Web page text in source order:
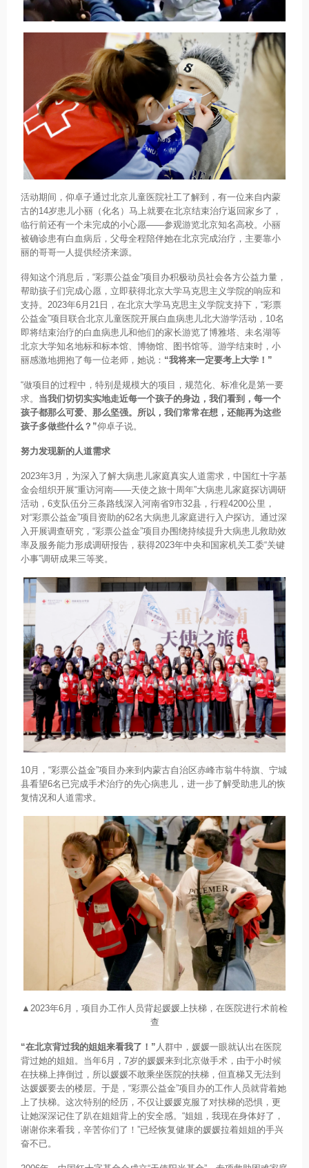
活动期间，仰卓子通过北京儿童医院社工了解到，有一位来自内蒙
古的14岁患儿小丽（化名）马上就要在北京结束治疗返回家乡了，
临行前还有一个未完成的小心愿——参观游览北京知名高校。小丽
被确诊患有白血病后，父母全程陪伴她在北京完成治疗，主要靠小
丽的哥哥一人提供经济来源。
得知这个消息后，“彩票公益金”项目办积极动员社会各方公益力量，
帮助孩子们完成心愿，立即获得北京大学马克思主义学院的响应和
支持。2023年6月21日，在北京大学马克思主义学院支持下，“彩票
公益金”项目联合北京儿童医院开展白血病患儿北大游学活动，10名
即将结束治疗的白血病患儿和他们的家长游览了博雅塔、未名湖等
北京大学知名地标和标本馆、博物馆、图书馆等。游学结束时，小
丽感激地拥抱了每一位老师，她说： “我将来一定要考上大学！”
“做项目的过程中，特别是规模大的项目，规范化、标准化是第一要
求。 当我们切切实实地走近每一个孩子的身边，我们看到，每一个
孩子都那么可爱、那么坚强。所以，我们常常在想，还能再为这些
孩子多做些什么？”仰卓子说。
努力发现新的人道需求
2023年3月，为深入了解大病患儿家庭真实人道需求，中国红十字基
金会组织开展“重访河南——天使之旅十周年”大病患儿家庭探访调研
活动，6支队伍分三条路线深入河南省9市32县，行程4200公里，
对“彩票公益金”项目资助的62名大病患儿家庭进行入户探访。通过深
入开展调查研究，“彩票公益金”项目办围绕持续提升大病患儿救助效
率及服务能力形成调研报告，获得2023年中央和国家机关工委“关键
小事”调研成果三等奖。
10月，“彩票公益金”项目办来到内蒙古自治区赤峰市翁牛特旗、宁城
县看望6名已完成手术治疗的先心病患儿，进一步了解受助患儿的恢
复情况和人道需求。
▲2023年6月，项目办工作人员背起媛媛上扶梯，在医院进行术前检
查
“在北京背过我的姐姐来看我了！” 人群中，媛媛一眼就认出在医院
背过她的姐姐。当年6月，7岁的媛媛来到北京做手术，由于小时候
在扶梯上摔倒过，所以媛媛不敢乘坐医院的扶梯，但直梯又无法到
达媛媛要去的楼层。于是，“彩票公益金”项目办的工作人员就背着她
上了扶梯。这次特别的经历，不仅让媛媛克服了对扶梯的恐惧，更
让她深深记住了趴在姐姐背上的安全感。“姐姐，我现在身体好了，
谢谢你来看我，辛苦你们了！”已经恢复健康的媛媛拉着姐姐的手兴
奋不已。